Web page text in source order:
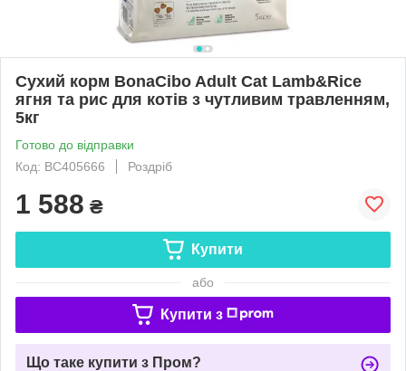
Сухий корм BonaCibo Adult Cat Lamb&Rice
ягня та рис для котів з чутливим травленням,
5кг
Готово до відправки
Код: BC405666
Роздріб
1 588 ₴
Купити
або
Купити з
Що таке купити з Пром?